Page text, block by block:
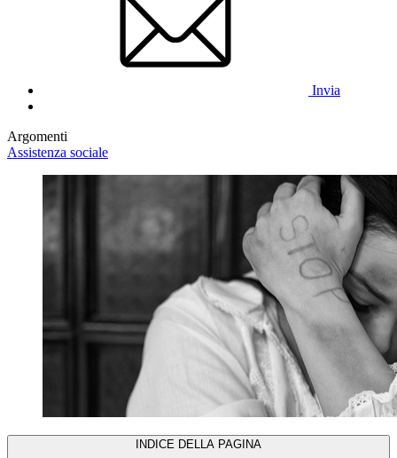
Invia
Argomenti
Assistenza sociale
INDICE DELLA PAGINA